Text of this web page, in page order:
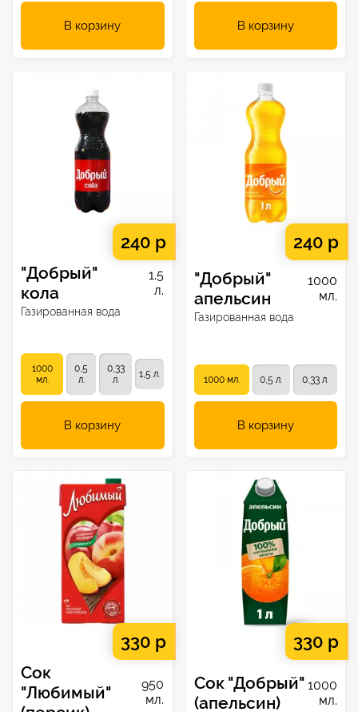
В корзину В корзину
240 р
"Добрый"
кола
1.5
л.
Газированная вода
1000
мл.
0,5
л.
0,33
л.
1,5 л.
В корзину
240 р
"Добрый"
апельсин
1000
мл.
Газированная вода
1000 мл. 0,5 л. 0,33 л.
В корзину
330 р
Сок
"Любимый"
950
мл.
330 р
Сок "Добрый"
(апельсин)
1000
мл.